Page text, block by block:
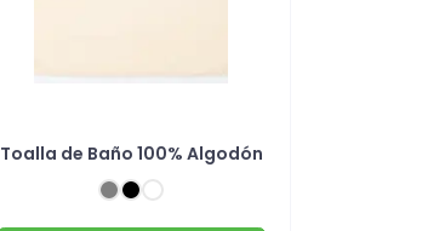
Toalla de Baño 100% Algodón